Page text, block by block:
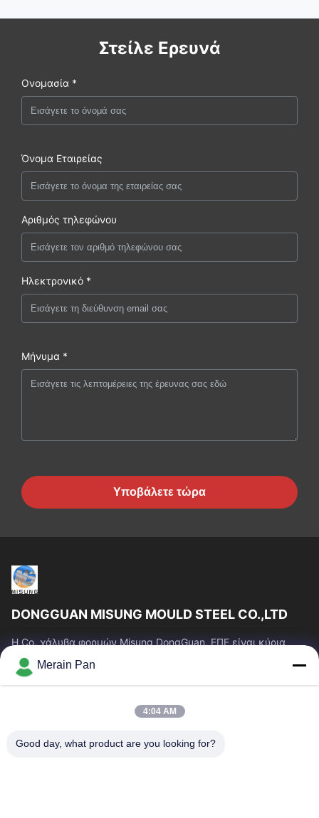
Στείλε Ερευνά
Ονομασία *
Όνομα Εταιρείας
Αριθμός τηλεφώνου
Ηλεκτρονικό *
Μήνυμα *
Υποβάλετε τώρα
DONGGUAN MISUNG MOULD STEEL CO.,LTD
Η Co. χάλυβα φορμών Misung DongGuan, ΕΠΕ είναι κύρια
επιχείρηση του ανεφοδιασμού που ο πλαστικός χάλυβας
κύβων, καυτός χάλυβας εργασίας, κρύος...
Γρήγοροι Σύνδεσμοι
Προϊόντα
Εμφάνιση VR
Περίπου Εμείς
Merain Pan
4:04 AM
Good day, what product are you looking for?